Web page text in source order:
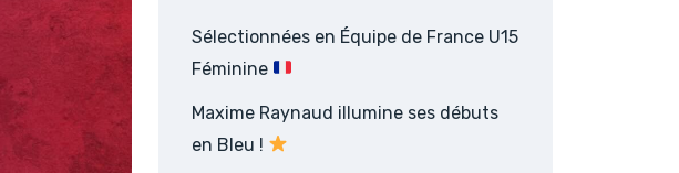
Sélectionnées en Équipe de France U15
Féminine
Maxime Raynaud illumine ses débuts
en Bleu !